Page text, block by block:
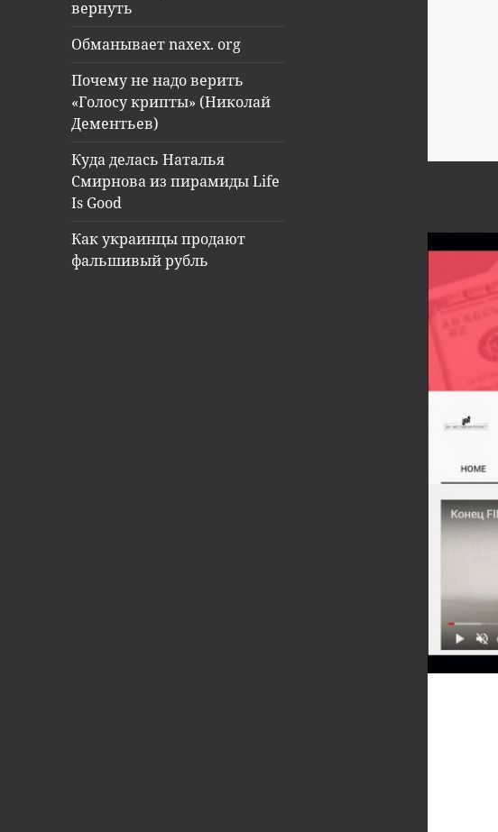
вернуть
Обманывает naxex. org
Почему не надо верить
«Голосу крипты» (Николай
Дементьев)
Куда делась Наталья
Смирнова из пирамиды Life
Is Good
Как украинцы продают
фальшивый рубль